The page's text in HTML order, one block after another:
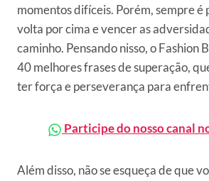
momentos difíceis. Porém, sempre é
volta por cima e vencer as
caminho. Pensando nisso, o Fashion
40 melhores frases de superação,
ter força e perseverança para
Participe do nosso canal
Além disso, não se esqueça de que